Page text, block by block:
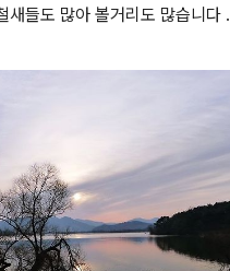
새들도 많아 볼거리도 많습니다 .